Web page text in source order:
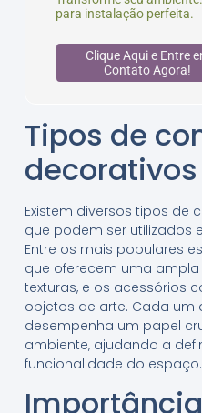
para instalação perfeita.
Clique Aqui e Entre
Contato Agora!
Tipos de
decorativos
Existem diversos tipos de
que podem ser utilizados
Entre os mais populares
que oferecem uma
texturas, e os acessórios
objetos de arte. Cada um
desempenha um papel
ambiente, ajudando a
funcionalidade do espaço.